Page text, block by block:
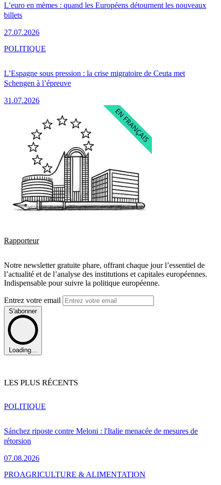
L’euro en mèmes : quand les Européens détournent les nouveaux
billets
27.07.2026
L’Espagne sous pression : la crise migratoire de Ceuta met
Schengen à l’épreuve
31.07.2026
POLITIQUE
Rapporteur
Notre newsletter gratuite phare, offrant chaque jour l’essentiel de
l’actualité et de l’analyse des institutions et capitales européennes.
Indispensable pour suivre la politique européenne.
Entrez votre email
S'abonner
Loading...
LES PLUS RÉCENTS
Sánchez riposte contre Meloni : l'Italie menacée de mesures de
rétorsion
07.08.2026
POLITIQUE
PROAGRICULTURE & ALIMENTATION